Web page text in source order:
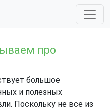
про
большое
и полезных
Поскольку не все из